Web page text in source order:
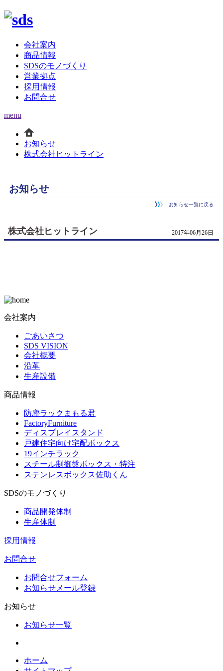
会社案内
商品情報
SDSのモノづくり
営業拠点
採用情報
お問合せ
menu
お知らせ
株式会社ヒットライン
お知らせ
お知らせ一覧に戻る
株式会社ヒットライン 2017年06月26日
会社案内
ごあいさつ
SDS VISION
会社概要
沿革
生産設備
商品情報
防塵ラックまもる君
FactoryFurniture
ディスプレイスタンド
戸建住宅向け宅配ボックス
19インチラック
スチール制御盤ボックス・特注
ステンレスボックス佐助くん
SDSのモノづくり
商品開発体制
生産体制
採用情報
お問合せ
お問合せフォーム
お知らせメール登録
お知らせ
お知らせ一覧
ホーム